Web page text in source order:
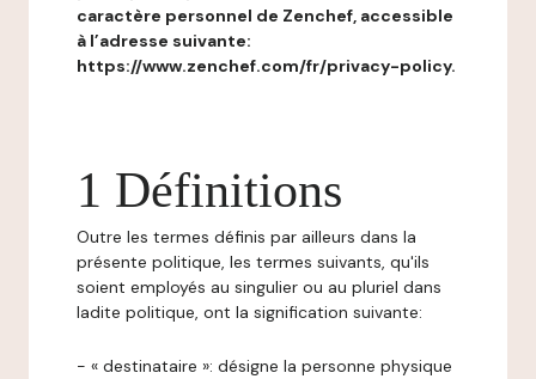
caractère personnel de Zenchef, accessible
à l’adresse suivante:
https://www.zenchef.com/fr/privacy-policy.
1 Définitions
Outre les termes définis par ailleurs dans la
présente politique, les termes suivants, qu'ils
soient employés au singulier ou au pluriel dans
ladite politique, ont la signification suivante:
- « destinataire »: désigne la personne physique